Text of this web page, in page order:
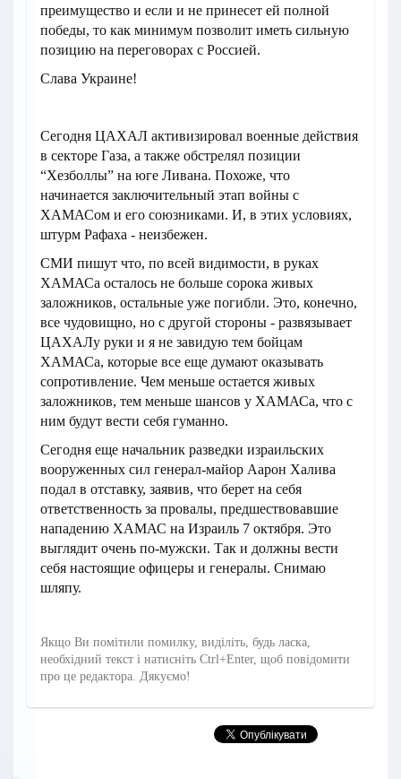
преимущество и если и не принесет ей полной
победы, то как минимум позволит иметь сильную
позицию на переговорах с Россией.
Слава Украине!
Сегодня ЦАХАЛ активизировал военные действия
в секторе Газа, а также обстрелял позиции
“Хезболлы” на юге Ливана. Похоже, что
начинается заключительный этап войны с
ХАМАСом и его союзниками. И, в этих условиях,
штурм Рафаха - неизбежен.
СМИ пишут что, по всей видимости, в руках
ХАМАСа осталось не больше сорока живых
заложников, остальные уже погибли. Это, конечно,
все чудовищно, но с другой стороны - развязывает
ЦАХАЛу руки и я не завидую тем бойцам
ХАМАСа, которые все еще думают оказывать
сопротивление. Чем меньше остается живых
заложников, тем меньше шансов у ХАМАСа, что с
ним будут вести себя гуманно.
Сегодня еще начальник разведки израильских
вооруженных сил генерал-майор Аарон Халива
подал в отставку, заявив, что берет на себя
ответственность за провалы, предшествовавшие
нападению ХАМАС на Израиль 7 октября. Это
выглядит очень по-мужски. Так и должны вести
себя настоящие офицеры и генералы. Снимаю
шляпу.
Якщо Ви помітили помилку, виділіть, будь ласка,
необхідний текст і натисніть Ctrl+Enter, щоб повідомити
про це редактора. Дякуємо!